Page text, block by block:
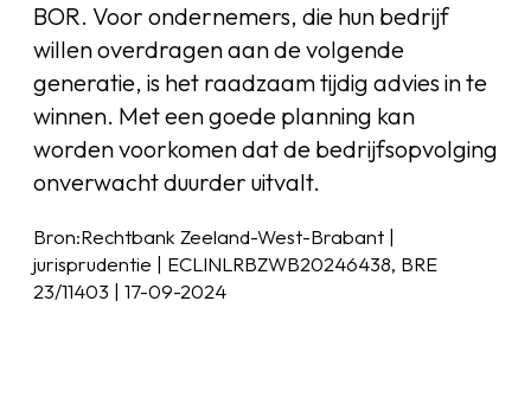
BOR. Voor ondernemers, die hun bedrijf
willen overdragen aan de volgende
generatie, is het raadzaam tijdig advies in te
winnen. Met een goede planning kan
worden voorkomen dat de bedrijfsopvolging
onverwacht duurder uitvalt.
Bron:Rechtbank Zeeland-West-Brabant |
jurisprudentie | ECLINLRBZWB20246438, BRE
23/11403 | 17-09-2024